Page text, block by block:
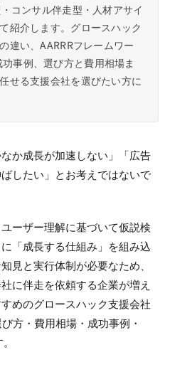
コンサル伴走型・人材アサイ
紹介します。グロースハック
違い、AARRRフレームワー
事例、選び方と費用相場ま
せる支援会社を選びたい方に
か成長が加速しない」「広告
したい」とお考えではないで
ーザー理解に基づいて仮説検
「成長する仕組み」を組み込
見と実行体制が必要なため、
に伴走を依頼する企業が増え
めのグロースハック支援会社
び方・費用相場・成功事例・